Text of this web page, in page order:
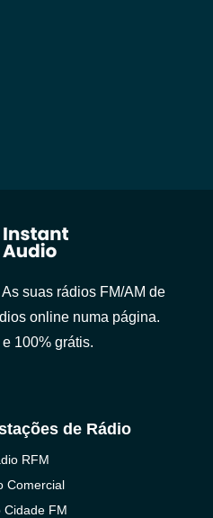
suas rádios FM/AM de
online numa página.
100% grátis.
de Rádio
RFM
Comercial
Cidade FM